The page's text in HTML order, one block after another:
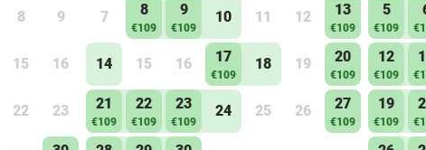
8 9
15 16
22 23
7 8
€109
9
€109
10 11 12 13
€109
14 15 16 17
€109
18 19 20
€109
21
€109
22
€109
23
€109
24 25 26 27
€109
5
€109
12
€109
19
€109